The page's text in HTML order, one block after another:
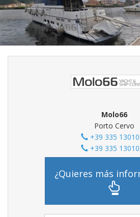
Molo66
Porto Cervo
+39 335
+39 335
¿Quieres más